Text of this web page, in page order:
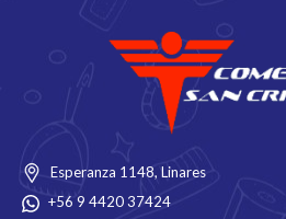
Esperanza 1148, Linares
+56 9 4420 37424